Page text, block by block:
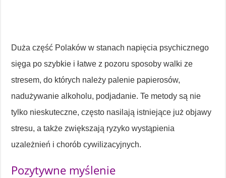
Duża część Polaków w stanach napięcia psychicznego
sięga po szybkie i łatwe z pozoru sposoby walki ze
stresem, do których należy palenie papierosów,
nadużywanie alkoholu, podjadanie. Te metody są nie
tylko nieskuteczne, często nasilają istniejące już objawy
stresu, a także zwiększają ryzyko wystąpienia
uzależnień i chorób cywilizacyjnych.
Pozytywne myślenie